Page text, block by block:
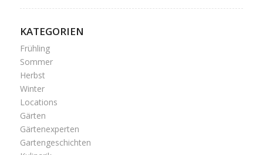
KATEGORIEN
Frühling
Sommer
Herbst
Winter
Locations
Gärten
Gärtenexperten
Gartengeschichten